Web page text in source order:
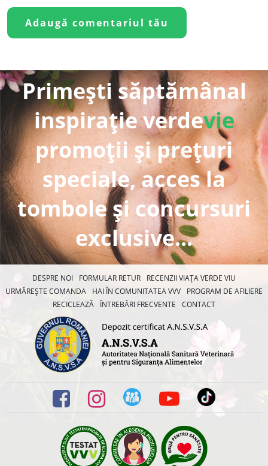
Primești săptămânal
inspirație verdevie
promoții și prețuri
speciale, acces la
tombole și concursuri
exclusive...
DESPRE NOI FORMULAR RETUR
RECENZII VIAȚA VERDE VIU
URMĂREȘTE COMANDA
HAI ÎN COMUNITATEA VVV
PROGRAM DE AFILIERE
RECICLEAZĂ ÎNTREBĂRI FRECVENTE CONTACT